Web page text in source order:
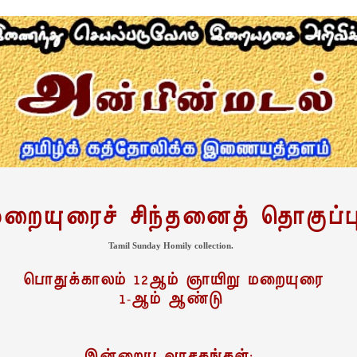
சிந்தனைத்
Tamil Sunday Homily collection.
பொதுக்காலம் 12ஆம் ஞாயிறு மறையுரை
1-ஆம் ஆண்டு